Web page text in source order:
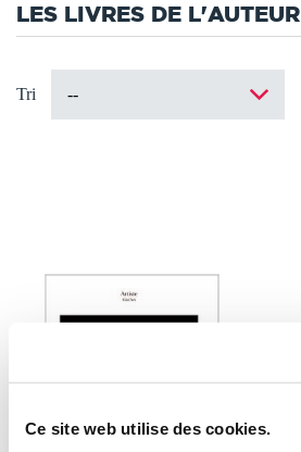
Ce site web utilise des cookies.
LES LIVRES DE L'AUTEUR
Tri